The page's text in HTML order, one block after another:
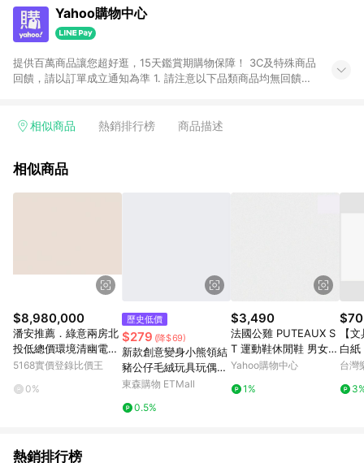
Yahoo購物中心
提供百萬商品讓您超好逛，15天鑑賞期購物保障！ 3C及特殊商品
回饋，請以訂單成立通知為準 1. 請注意以下品類商品均無回饋：
電玩/遊戲/相機/單眼/鏡頭/拍立得 [2024/6/1起適用] -內接硬
的購回饋活動享Yahoo超贈點回饋者 - 購物中心商店之商品：商
相似商品 熱銷排行榜 商品描述
相似商品
$8,980,000
潘安推薦．綠意兩房北
投低總價環境清幽電梯
美宅｜台北市北投區溫
5168實價登錄比價王
0%
歷史低價
$279 (降$69)
新款創意變身小熊領結
豬公仔毛絨玩具玩偶抓
機娃娃送女生兒童禮物
東森購物 ETMall
0.5%
$3,490
法國公雞 PUTEAUX S
T 運動鞋休閒鞋 男女鞋
2色 LJY73102
Yahoo購物中心
1%
$70
【
白紙
【
點)
台灣
熱銷排行榜